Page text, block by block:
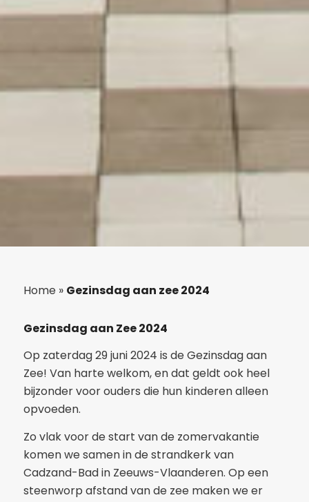
Home » Gezinsdag aan zee 2024
Gezinsdag aan Zee 2024
Op zaterdag 29 juni 2024 is de Gezinsdag aan
Zee! Van harte welkom, en dat geldt ook heel
bijzonder voor ouders die hun kinderen alleen
opvoeden.
Zo vlak voor de start van de zomervakantie
komen we samen in de strandkerk van
Cadzand-Bad in Zeeuws-Vlaanderen. Op een
steenworp afstand van de zee maken we er